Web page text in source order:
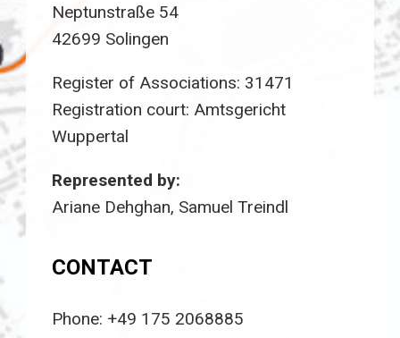
Neptunstraße 54
42699 Solingen
Register of Associations: 31471
Registration court: Amtsgericht
Wuppertal
Represented by:
Ariane Dehghan, Samuel Treindl
CONTACT
Phone: +49 175 2068885